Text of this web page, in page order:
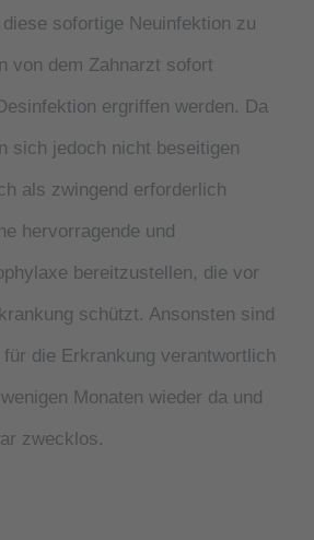
sofortige Neuinfektion zu
von dem Zahnarzt sofort
ergriffen werden. Da
sich jedoch nicht beseitigen
als zwingend erforderlich
hervorragende und
bereitzustellen, die vor
schützt. Ansonsten sind
die Erkrankung verantwortlich
Monaten wieder da und
zwecklos.